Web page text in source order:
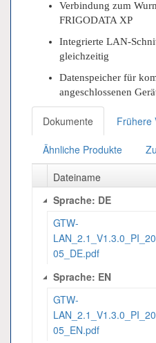
Verbindung zum
FRIGODATA XP
Integrierte LAN-
gleichzeitig
Datenspeicher für
angeschlossenen
Dokumente Frühere
Ähnliche Produkte
Dateiname
Sprache: DE
GTW-
05_DE.pdf
Sprache: EN
GTW-
05_EN.pdf